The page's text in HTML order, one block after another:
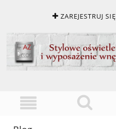
ZAREJESTRUJ SIĘ